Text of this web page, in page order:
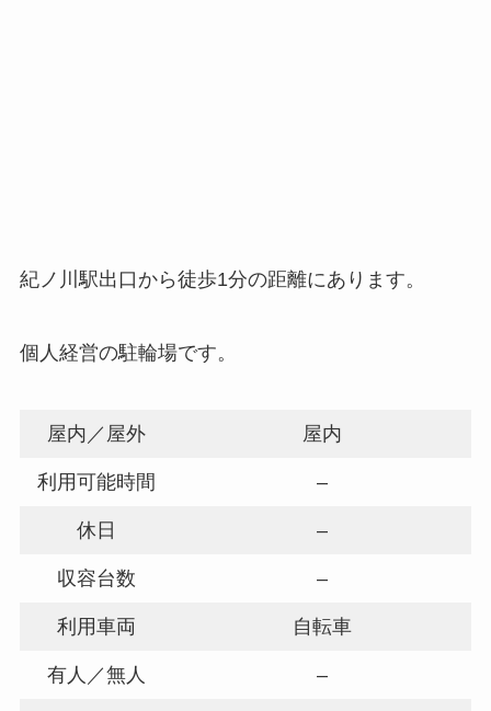
紀ノ川駅出口から徒歩1分の距離にあります。
個人経営の駐輪場です。
屋内／屋外 屋内
利用可能時間 –
休日 –
収容台数 –
利用車両 自転車
有人／無人 –